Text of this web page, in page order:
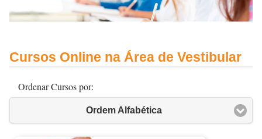
Cursos Online na Área de Vestibular
Ordenar Cursos por:
Ordem Alfabética